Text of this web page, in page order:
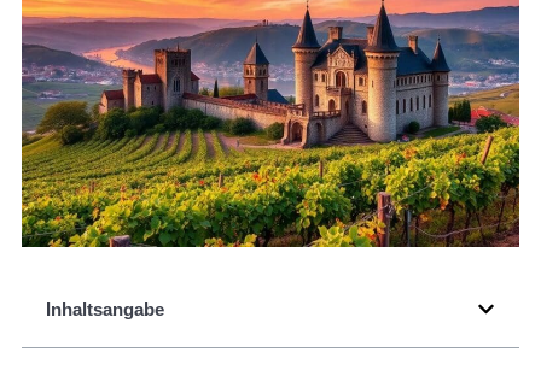
Inhaltsangabe